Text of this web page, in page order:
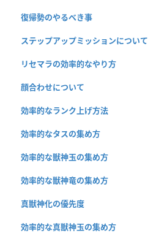
復帰勢のやるべき事
ステップアップミッションについて
リセマラの効率的なやり方
顔合わせについて
効率的なランク上げ方法
効率的なタスの集め方
効率的な獣神玉の集め方
効率的な獣神竜の集め方
真獣神化の優先度
効率的な真獣神玉の集め方